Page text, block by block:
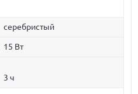
серебристый
15 Вт
3 ч